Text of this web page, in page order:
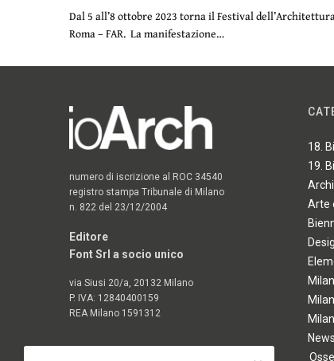
Dal 5 all’8 ottobre 2023 torna il Festival
Roma – FAR. La manifestazione…
numero di iscrizione al ROC 34540
registro stampa Tribunale di Milano
n. 822 del 23/12/2004
Editore
Font Srl a socio unico
via Siusi 20/a, 20132 Milano
P. IVA: 12840400159
REA Milano 1591312
18.
19.
Arte
News